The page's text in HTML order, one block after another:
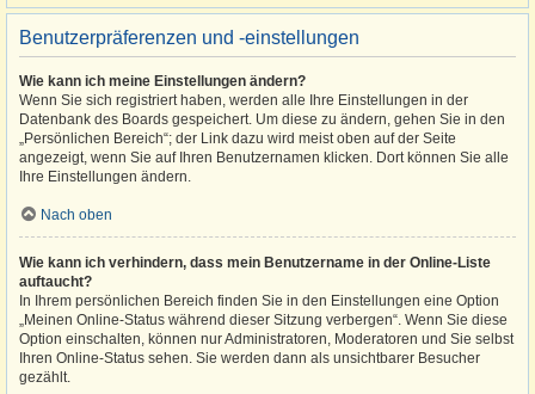
Benutzerpräferenzen und -einstellungen
Wie kann ich meine Einstellungen ändern?
Wenn Sie sich registriert haben, werden alle Ihre Einstellungen in der
Datenbank des Boards gespeichert. Um diese zu ändern, gehen Sie in den
„Persönlichen Bereich“; der Link dazu wird meist oben auf der Seite
angezeigt, wenn Sie auf Ihren Benutzernamen klicken. Dort können Sie alle
Ihre Einstellungen ändern.
Nach oben
Wie kann ich verhindern, dass mein Benutzername in der Online-Liste
auftaucht?
In Ihrem persönlichen Bereich finden Sie in den Einstellungen eine Option
„Meinen Online-Status während dieser Sitzung verbergen“. Wenn Sie diese
Option einschalten, können nur Administratoren, Moderatoren und Sie selbst
Ihren Online-Status sehen. Sie werden dann als unsichtbarer Besucher
gezählt.